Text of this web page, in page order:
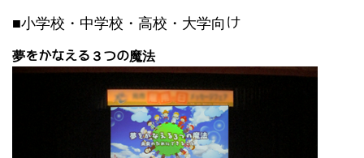
■小学校・中学校・高校・大学向け
夢をかなえる３つの魔法